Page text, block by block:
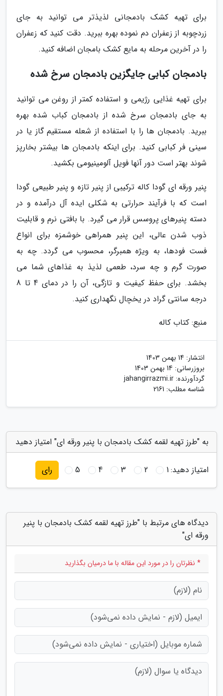
برای تهیه کشک بادمجانی لذیذتر می توانید به جای
زردچوبه از زعفران دم نموده بهره ببرید. دقت کنید که زعفران
را در آخرین مرحله به مایع کشک بامجان اضافه کنید.
بادمجان کبابی جایگزین بادمجان سرخ شده
برای تهیه غذایی رژیمی و استفاده کمتر از روغن می توانید
به جای بادمجان سرخ شده از بادمجان کباب شده بهره
ببرید. بادمجان ها را با استفاده از شعله مستقیم گاز یا در
سینی فر کبابی کنید. برای اینکه بادمجان ها بیشتر بخارپز
شوند بهتر است دور آنها فویل آلومینیومی بکشید.
پنیر ورقه ای گودا کاله ترکیبی از پنیر تازه و پنیر طبیعی گودا
است که با فرآیند حرارتی به شکلی ایده آل درآمده و در
دسته پنیرهای پروسس قرار می گیرد. با بافتی نرم و قابلیت
ذوب شدن عالی، این پنیر همراهی خوشمزه برای انواع
فست فودها، به ویژه همبرگر، محسوب می گردد. چه به
صورت گرم و چه سرد، طعمی لذیذ به غذاهای شما می
بخشد. برای حفظ کیفیت و تازگی، آن را در دمای 4 تا 8
درجه سانتی گراد در یخچال نگهداری کنید.
منبع: کتاب کاله
انتشار: 14 بهمن 1403
بروزرسانی: 14 بهمن 1403
گردآورنده: jahangirrazmi.ir
شناسه مطلب: 2161
به "طرز تهیه لقمه کشک بادمجان با پنیر ورقه ای" امتیاز دهید
امتیاز دهید:1
2
3
4
5 رای
دیدگاه های مرتبط با "طرز تهیه لقمه کشک بادمجان با پنیر
ورقه ای"
* نظرتان را در مورد این مقاله با ما درمیان بگذارید